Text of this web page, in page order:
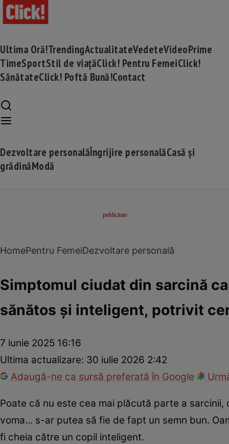
Ultima Oră!TrendingActualitateVedeteVideoPrime
TimeSportStil de viațăClick! Pentru FemeiClick!
SănătateClick! Poftă Bună!Contact
Dezvoltare personalăÎngrijire personalăCasă și
grădinăModă
HomePentru FemeiDezvoltare personală
Simptomul ciudat din sarcină
sănătos și inteligent, potrivit
7 iunie 2025 16:16
Ultima actualizare: 30 iulie 2026 2:42
Adaugă-ne ca sursă preferată în Google
Poate că nu este cea mai plăcută parte a
voma... s-ar putea să fie de fapt un semn bun.
fi cheia către un copil inteligent.